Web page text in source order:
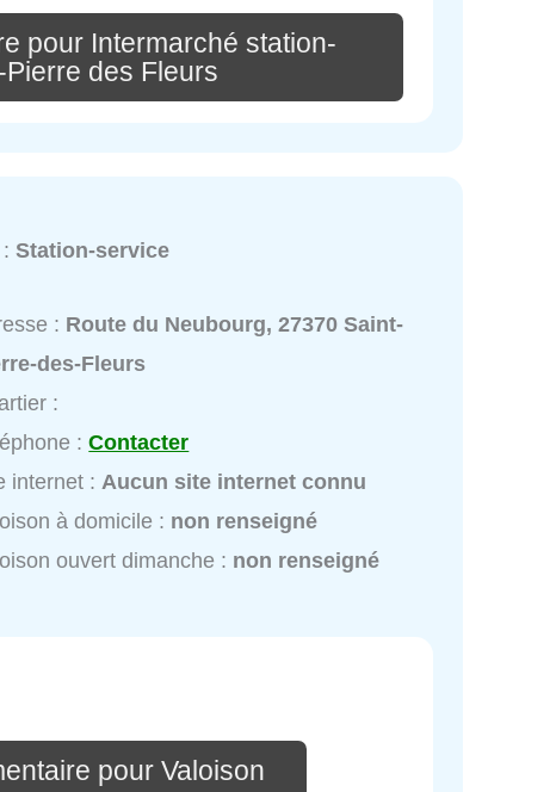
pour Intermarché station-
des Fleurs
:Station-service
: Route du Neubourg, 27370 Saint-
des-Fleurs
:
:Contacter
internet : Aucun site internet connu
à domicile : non renseigné
ouvert dimanche : non renseigné
pour Valoison